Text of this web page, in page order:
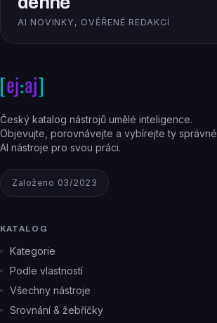
AI NOVINKY, OVĚŘENÉ REDAKCÍ
Český katalog nástrojů umělé inteligence.
Objevujte, porovnávejte a vybírejte ty správné
AI nástroje pro svou práci.
Založeno 03/2023
KATALOG
Kategorie
Podle vlastností
Všechny nástroje
Srovnání & žebříčky